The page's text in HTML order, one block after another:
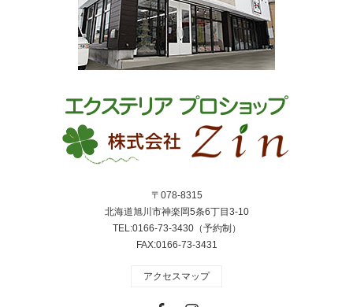
〒078-8315
北海道旭川市神楽岡5条6丁目3-10
TEL:0166-73-3430（予約制）
FAX:0166-73-3431
アクセスマップ